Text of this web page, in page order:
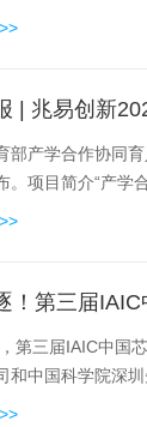
| 兆易创新
部产学合作协同
。项目简介“产学
！第三届
第三届IAIC中国
和中国科学院深